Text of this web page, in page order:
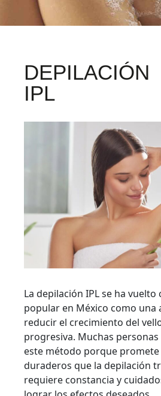
DEPILACIÓN
IPL
La depilación IPL se ha vuelto
popular en México como una
reducir el crecimiento del
progresiva. Muchas
este método porque
duraderos que la depilación
requiere constancia y